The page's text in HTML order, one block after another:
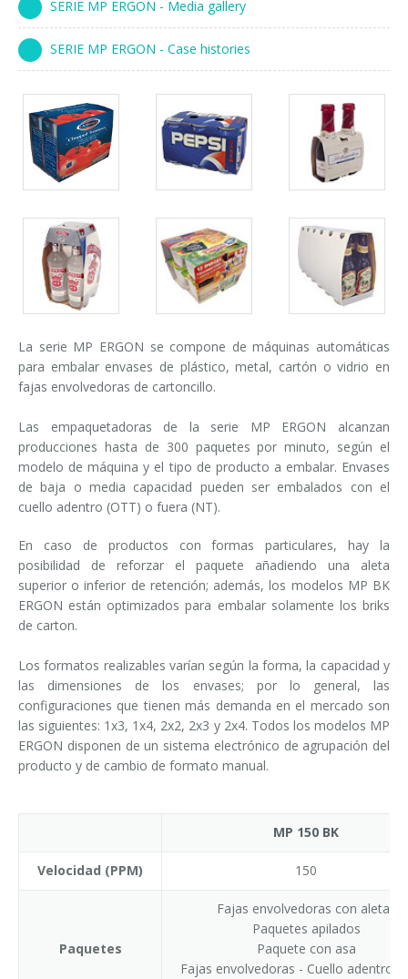
entrada a 90°
Cursos paletizadores
SERIE MP ERGON - Media gallery
SERIE MP ERGON - Case histories
Packs
gallery
Packs
gallery
Packs
gallery
Packs
gallery
Packs
gallery
Packs
gallery
La serie MP ERGON se compone de máquinas automáticas
para embalar envases de plástico, metal, cartón o vidrio en
fajas envolvedoras de cartoncillo.
Las empaquetadoras de la serie MP ERGON alcanzan
producciones hasta de 300 paquetes por minuto, según el
modelo de máquina y el tipo de producto a embalar. Envases
de baja o media capacidad pueden ser embalados con el
cuello adentro (OTT) o fuera (NT).
En caso de productos con formas particulares, hay la
posibilidad de reforzar el paquete añadiendo una aleta
superior o inferior de retención; además, los modelos MP BK
ERGON están optimizados para embalar solamente los briks
de carton.
Los formatos realizables varían según la forma, la capacidad y
las dimensiones de los envases; por lo general, las
configuraciones que tienen más demanda en el mercado son
las siguientes: 1x3, 1x4, 2x2, 2x3 y 2x4. Todos los modelos MP
ERGON disponen de un sistema electrónico de agrupación del
producto y de cambio de formato manual.
MP 150 BK
Velocidad (PPM) 150
Paquetes
Fajas envolvedoras con aletas
Paquetes apilados
Paquete con asa
Fajas envolvedoras - Cuello adentro